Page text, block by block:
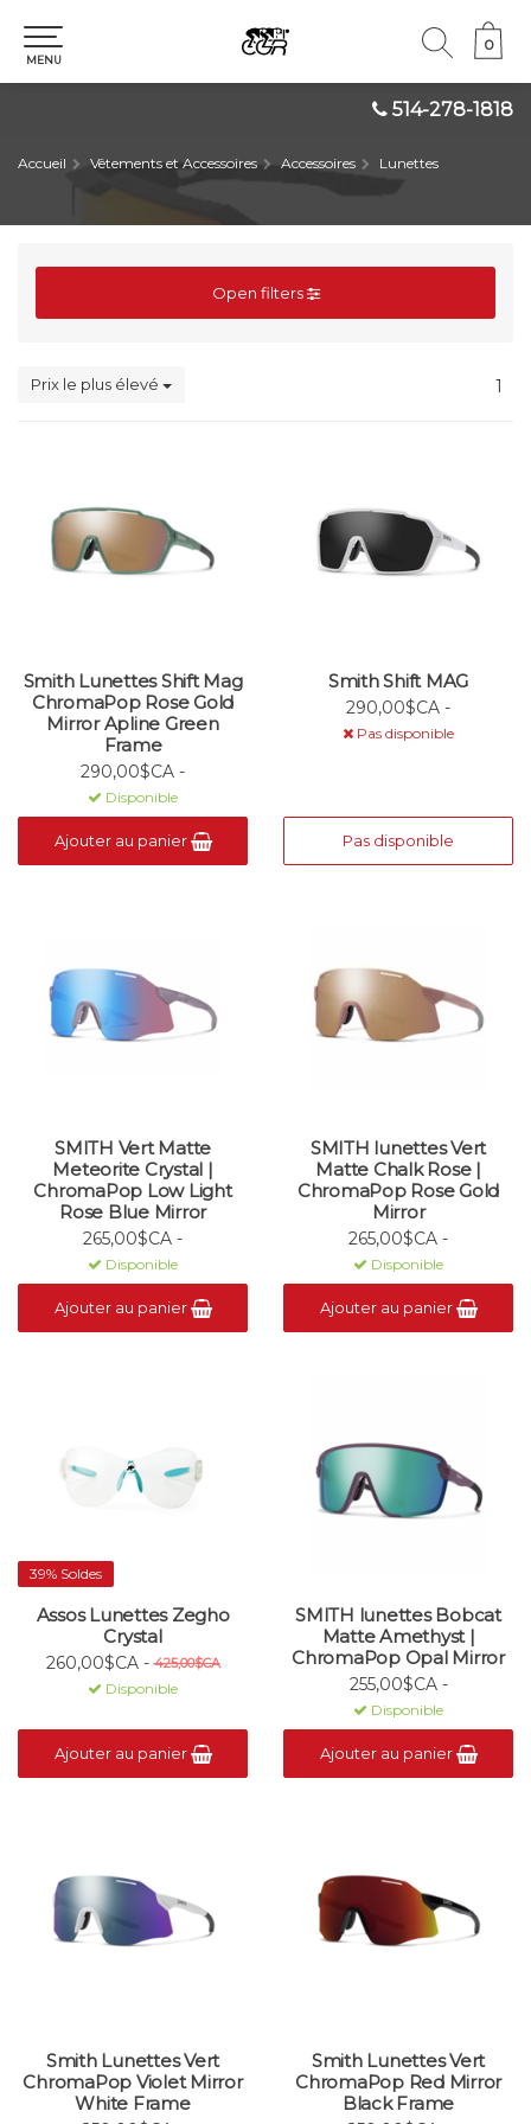
514-278-1818
0
0
MENU
Accueil Vêtements et Accessoires Accessoires Lunettes
Open filters
Prix le plus élevé 1
Smith Lunettes Shift Mag
ChromaPop Rose Gold
Mirror Apline Green
Frame
290,00$CA -
Disponible
Ajouter au panier
Smith Shift MAG
290,00$CA -
Pas disponible
Pas disponible
SMITH Vert Matte
Meteorite Crystal |
ChromaPop Low Light
Rose Blue Mirror
265,00$CA -
Disponible
Ajouter au panier
SMITH lunettes Vert
Matte Chalk Rose |
ChromaPop Rose Gold
Mirror
265,00$CA -
Disponible
Ajouter au panier
39% Soldes
Assos Lunettes Zegho
Crystal
260,00$CA - 425,00$CA
Disponible
Ajouter au panier
SMITH lunettes Bobcat
Matte Amethyst |
ChromaPop Opal Mirror
255,00$CA -
Disponible
Ajouter au panier
Smith Lunettes Vert
ChromaPop Violet Mirror
White Frame
Smith Lunettes Vert
ChromaPop Red Mirror
Black Frame